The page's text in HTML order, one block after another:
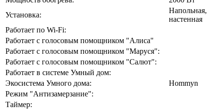
Установка:
Напольная,
настенная
Работает по Wi-Fi:
Работает с голосовым помощником "Алиса"
Работает с голосовым помощником "Маруся":
Работает с голосовым помощником "Салют":
Работает в системе Умный дом:
Экосистема Умного дома:
Hommyn
Режим "Антизамерзание":
Таймер: